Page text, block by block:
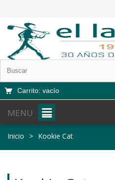
Carrito: vacío
MENU
Inicio > Kookie Cat